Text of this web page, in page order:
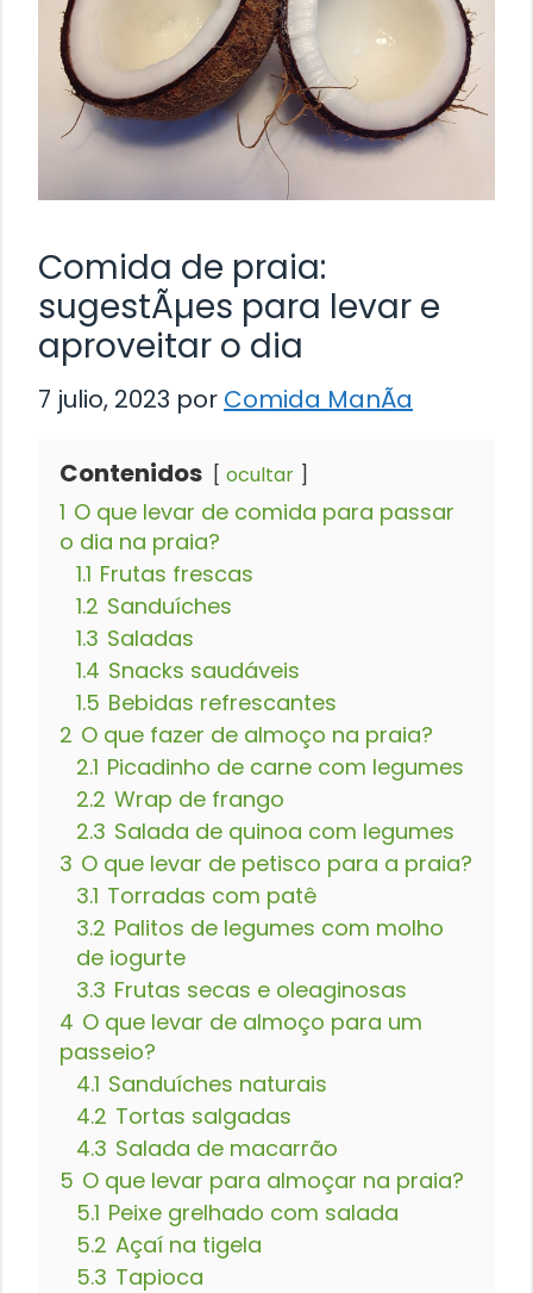
Comida de praia:
sugestÃµes para levar e
aproveitar o dia
7 julio, 2023 por Comida ManÃ­a
Contenidos ocultar
1 O que levar de comida para passar
o dia na praia?
1.1 Frutas frescas
1.2 Sanduíches
1.3 Saladas
1.4 Snacks saudáveis
1.5 Bebidas refrescantes
2 O que fazer de almoço na praia?
2.1 Picadinho de carne com legumes
2.2 Wrap de frango
2.3 Salada de quinoa com legumes
3 O que levar de petisco para a praia?
3.1 Torradas com patê
3.2 Palitos de legumes com molho
de iogurte
3.3 Frutas secas e oleaginosas
4 O que levar de almoço para um
passeio?
4.1 Sanduíches naturais
4.2 Tortas salgadas
4.3 Salada de macarrão
5 O que levar para almoçar na praia?
5.1 Peixe grelhado com salada
5.2 Açaí na tigela
5.3 Tapioca